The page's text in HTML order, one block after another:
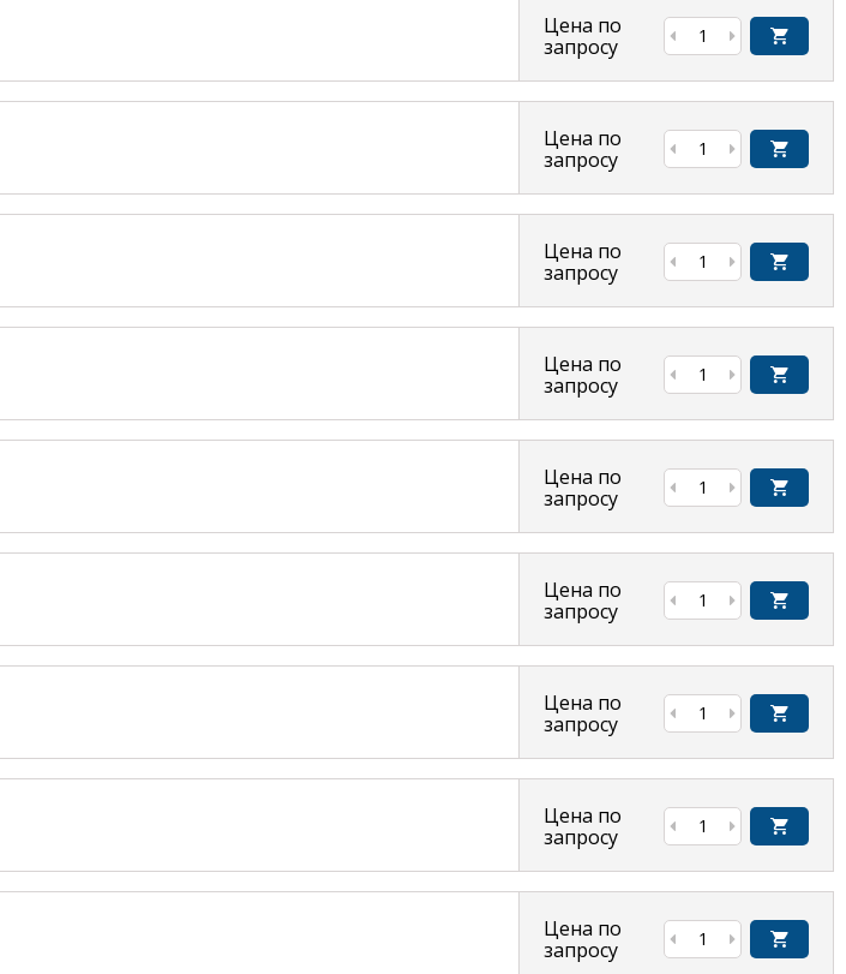
Цена по
запросу
Цена по
запросу
Цена по
запросу
Цена по
запросу
Цена по
запросу
Цена по
запросу
Цена по
запросу
Цена по
запросу
Цена по
запросу